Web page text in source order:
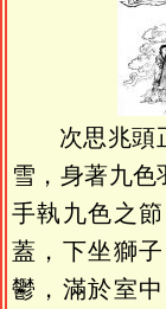
次思兆頭
雪，身著九色
手執九色之
蓋，下坐獅
鬱，滿於室